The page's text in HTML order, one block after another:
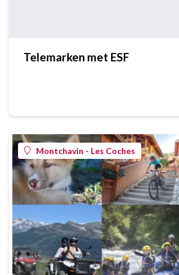
Telemarken met ESF
Montchavin - Les Coches